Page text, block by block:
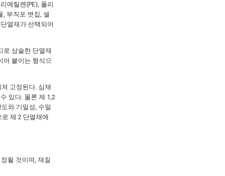
에틸렌(PE), 폴리
, 부직포 볏집, 셀
열재가 선택되어
로 상술한 단열재
어 붙이는 형식으
고정된다. 심재
있다. 물론 제 1,2
와 기밀성, 수밀
제 2 단열재에
될 것이며, 재질